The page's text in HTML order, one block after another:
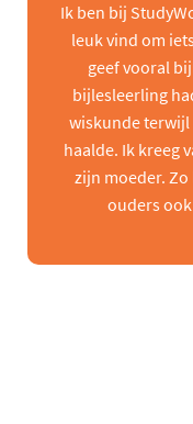
Ik ben bij
leuk vind om
geef vooral
bijlesleerling
wiskunde terwijl
haalde. Ik kreeg
zijn moeder.
ouders